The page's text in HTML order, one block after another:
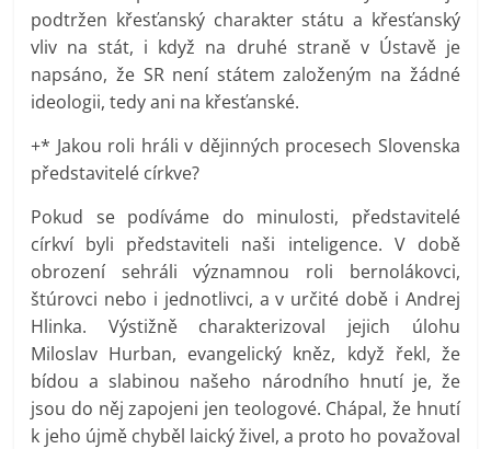
podtržen křesťanský charakter státu a křesťanský
vliv na stát, i když na druhé straně v Ústavě je
napsáno, že SR není státem založeným na žádné
ideologii, tedy ani na křesťanské.
+* Jakou roli hráli v dějinných procesech Slovenska
představitelé církve?
Pokud se podíváme do minulosti, představitelé
církví byli představiteli naši inteligence. V době
obrození sehráli významnou roli bernolákovci,
štúrovci nebo i jednotlivci, a v určité době i Andrej
Hlinka. Výstižně charakterizoval jejich úlohu
Miloslav Hurban, evangelický kněz, když řekl, že
bídou a slabinou našeho národního hnutí je, že
jsou do něj zapojeni jen teologové. Chápal, že hnutí
k jeho újmě chyběl laický živel, a proto ho považoval